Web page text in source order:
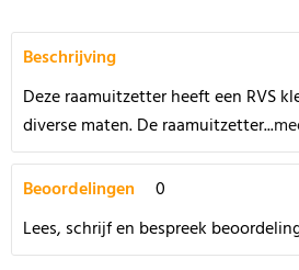
Beschrijving
Deze raamuitzetter heeft een RVS
diverse maten. De raamuitzetter...
Beoordelingen
0
Lees, schrijf en bespreek